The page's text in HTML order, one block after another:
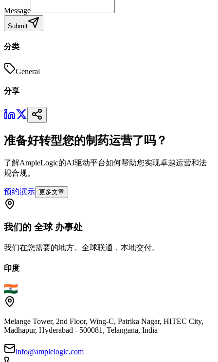
Message
Submit
分类
General
分享
准备好转型您的制药运营了吗？
了解AmpleLogic的AI驱动平台如何帮助您实现卓越运营和法
规合规。
预约演示 更多文章
我们的 全球办事处
我们在您需要的地方。全球联通，本地交付。
印度
Melange Tower, 2nd Floor, Wing-C, Patrika Nagar, HITEC City,
Madhapur, Hyderabad - 500081, Telangana, India
info@amplelogic.com